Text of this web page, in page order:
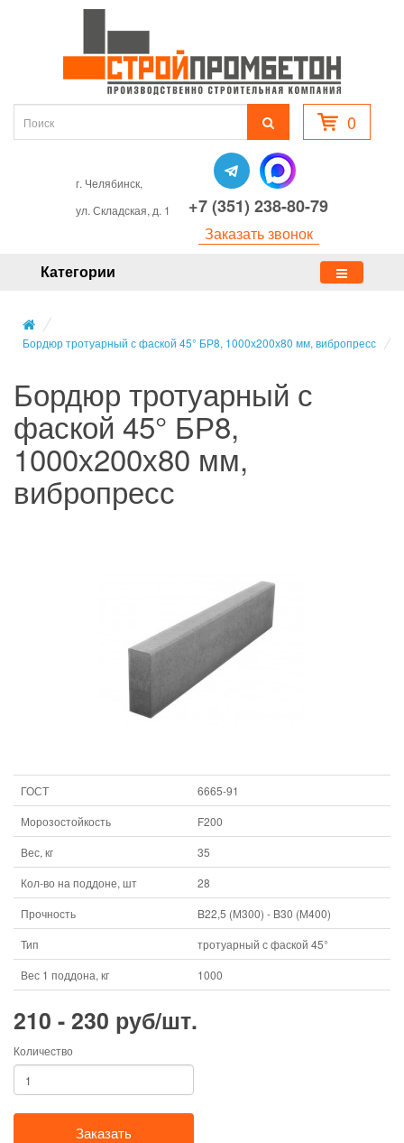
0
г. Челябинск,
ул. Складская, д. 1
+7 (351) 238-80-79
Заказать звонок
Категории
Бордюр тротуарный с фаской 45° БР8, 1000х200х80 мм, вибропресс
Бордюр тротуарный с
фаской 45° БР8,
1000х200х80 мм,
вибропресс
ГОСТ
6665-91
Морозостойкость
F200
Вес, кг
35
Кол-во на поддоне, шт
28
Прочность
B22,5 (М300) - B30 (М400)
Тип
тротуарный с фаской 45°
Вес 1 поддона, кг
1000
210 - 230 руб/шт.
Количество
Заказать